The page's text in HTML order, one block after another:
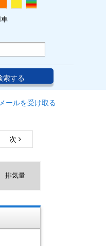
索する
ールを受け取る
次
排気量